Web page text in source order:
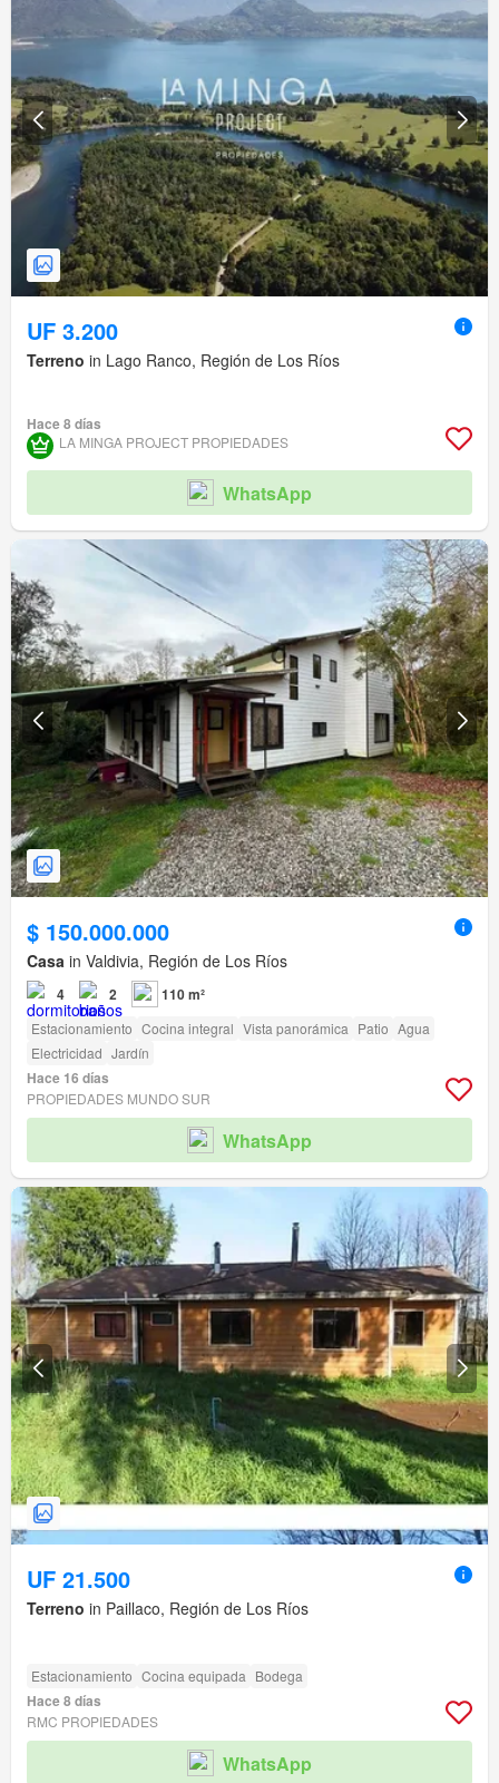
UF 3.200
Terreno in Lago Ranco, Región de Los Ríos
Hace 8 días
LA MINGA PROJECT PROPIEDADES
WhatsApp
$ 150.000.000
Casa in Valdivia, Región de Los Ríos
4 2 110 m²
Estacionamiento Cocina integral Vista panorámica Patio Agua
Electricidad Jardín
Hace 16 días
PROPIEDADES MUNDO SUR
WhatsApp
UF 21.500
Terreno in Paillaco, Región de Los Ríos
Estacionamiento Cocina equipada Bodega
Hace 8 días
RMC PROPIEDADES
WhatsApp